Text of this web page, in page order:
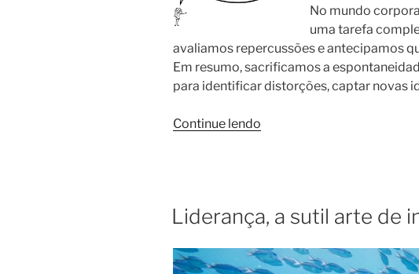
No mundo
uma tarefa
avaliamos repercussões e antecipamos
Em resumo, sacrificamos a
para identificar distorções, captar novas
Continue lendo
Liderança, a sutil arte de